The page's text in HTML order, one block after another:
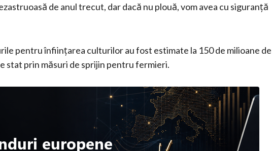
de anul trecut, dar dacă nu plouă, vom avea cu siguranță
pentru înființarea culturilor au fost estimate la 150 de milioane de
stat prin măsuri de sprijin pentru fermieri.